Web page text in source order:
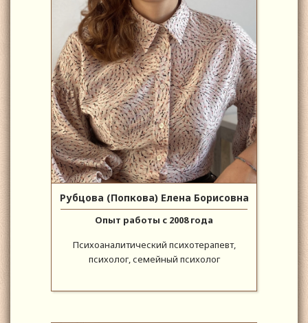
Рубцова (Попкова) Елена Борисовна
Опыт работы с 2008 года
Психоаналитический психотерапевт,
психолог, семейный психолог